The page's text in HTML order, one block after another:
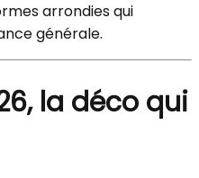
arrondies qui
générale.
la déco qui